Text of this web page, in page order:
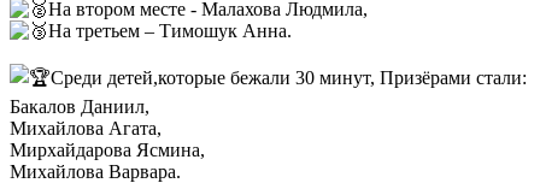
На втором месте - Малахова Людмила,
На третьем – Тимошук Анна.
Среди детей,которые бежали 30 минут, Призёрами стали:
Бакалов Даниил,
Михайлова Агата,
Мирхайдарова Ясмина,
Михайлова Варвара.